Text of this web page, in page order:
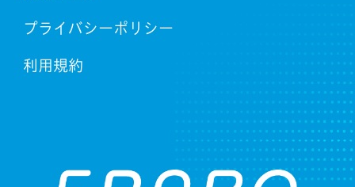
プライバシーポリシー
利用規約